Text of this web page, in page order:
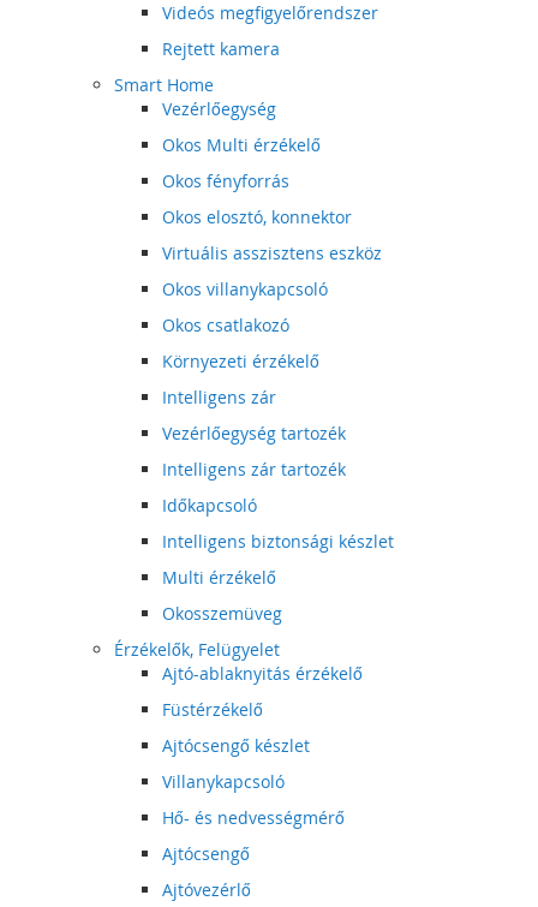
Videós megfigyelőrendszer
Rejtett kamera
Smart Home
Vezérlőegység
Okos Multi érzékelő
Okos fényforrás
Okos elosztó, konnektor
Virtuális asszisztens eszköz
Okos villanykapcsoló
Okos csatlakozó
Környezeti érzékelő
Intelligens zár
Vezérlőegység tartozék
Intelligens zár tartozék
Időkapcsoló
Intelligens biztonsági készlet
Multi érzékelő
Okosszemüveg
Érzékelők, Felügyelet
Ajtó-ablaknyitás érzékelő
Füstérzékelő
Ajtócsengő készlet
Villanykapcsoló
Hő- és nedvességmérő
Ajtócsengő
Ajtóvezérlő